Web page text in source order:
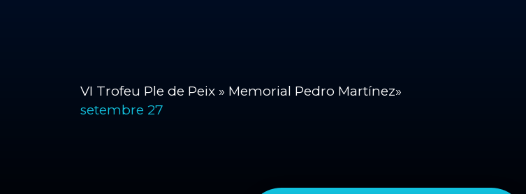
VI Trofeu Ple de Peix » Memorial Pedro Martínez»
setembre 27